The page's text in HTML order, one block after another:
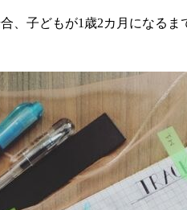
、子どもが1歳2カ月になる